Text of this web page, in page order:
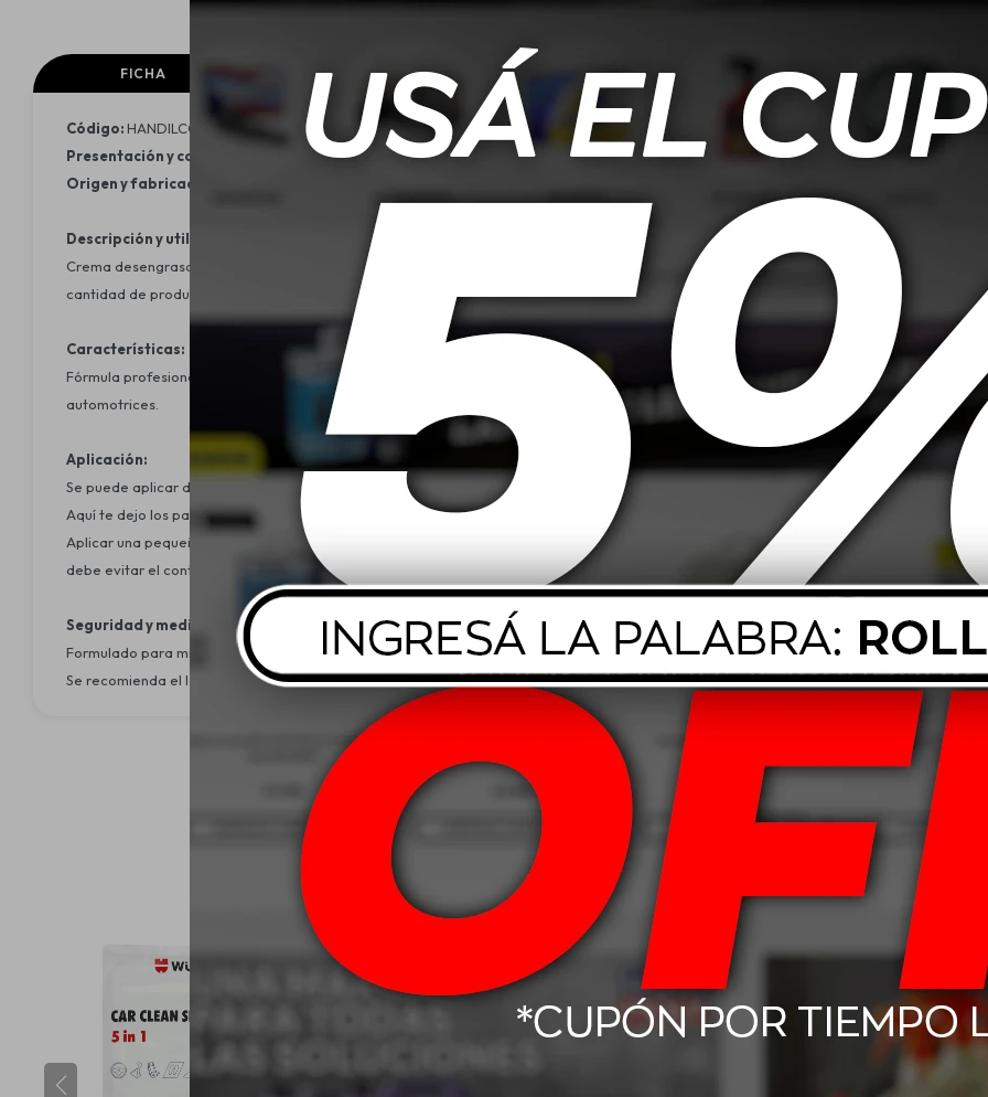
FICHA ESPECIFICACIONES
Código:HANDILCOBRIL
Presentación y contenido:
Tarro 1 kg
Origen y fabricación:
Descripción y utilidad:
Crema desengrasante para manos de uso profesional en talleres automotrices. Su exclusiva fórmula elimina rápidamente la suciedad
cantidad de producto. HANDIL limpia, desengrasa y humecta al mismo tiempo.
Características:
Fórmula profesional de alta eficacia. Remueve grasa, aceite y suciedad difícil. No reseca la piel. Fácil aplicación y enjuague. No requiere
automotrices.
Aplicación:
Se puede aplicar directamente sobre las manos sucias.
Aquí te dejo los pasos para usarlo correctamente:
Aplicar una pequeña cantidad de producto sobre las manos. Frotar suavemente hasta eliminar la suciedad. Enjuagar con agua hasta
debe evitar el contacto con los ojos y almacenar el producto en un lugar fresco y seco.
Seguridad y medio ambiente:
Formulado para minimizar el impacto en la piel y el medio ambiente.
Se recomienda el lavado de manos antes de hacer una pausa y al finalizar la jornada para evitar la acumulación de residuos.
Productos que te pueden interesar